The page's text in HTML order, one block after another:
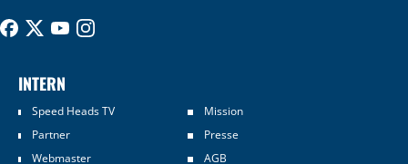
INTERN
Speed Heads TV
Mission
Partner
Presse
Webmaster
AGB